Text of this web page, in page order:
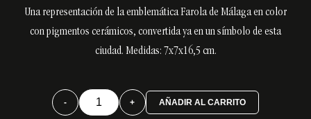
Una representación de la emblemática Farola de Málaga en color
con pigmentos cerámicos, convertida ya en un símbolo de esta
ciudad. Medidas: 7x7x16,5 cm.
-
Farola
mediana
+ AÑADIR AL CARRITO